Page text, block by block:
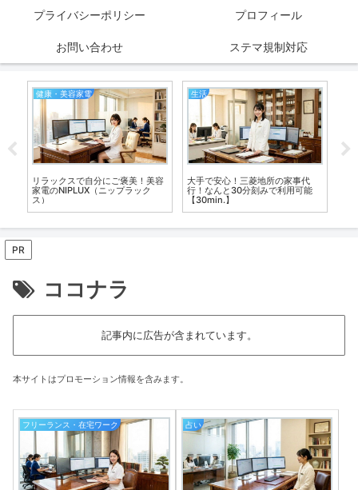
プライバシーポリシー プロフィール
お問い合わせ ステマ規制対応
健康・美容家電
リラックスで自分にご褒美！美容
家電のNIPLUX（ニップラック
ス）
生活
大手で安心！三菱地所の家事代
行！なんと30分刻みで利用可能
【30min.】
PR
ココナラ
記事内に広告が含まれています。
本サイトはプロモーション情報を含みます。
フリーランス・在宅ワーク 占い